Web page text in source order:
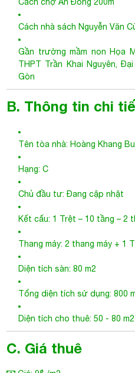
B. Thông tin chi tiết
Tên tòa nhà: Hoàng Khang
Hạng: C
Chủ đầu tư: Đang cập nhật
Thang máy: 2 thang máy + 1
Diện tích sàn: 80 m2
Tổng diện tích sử dụng: 800
Diện tích cho thuê: 50 - 80 m2
C. Giá thuê
Giá: 9$ /m2
Phí xe máy: 6$ /tháng
Phí quản lý: 2$ /m2
Phí ô tô: 60$ /tháng
Phí ngoài giờ: Miễn phí
Tiền điện: Có đồng hồ riêng.
VAT: 10%